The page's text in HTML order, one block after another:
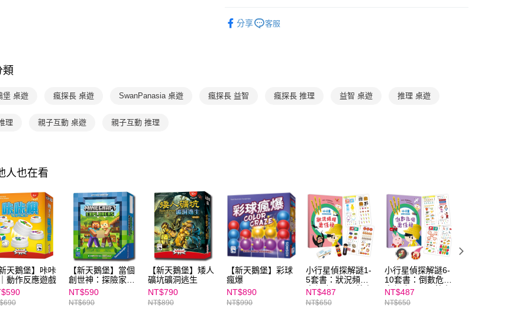
1.本服務係由「台灣大哥大股份有限公司」（以下簡稱本公司）所提供，讓
※ 請注意：結帳手續完成當下不需立刻繳費，但若您需要取消訂單，請聯
【注意事項】
４．使用「AFTEE先享後付」時，將依據個別帳號之用戶狀況，依本公司
即時審查核予不同之上限額度；若仍有額度不足之情形，本公司將視審查
結果請求用戶進行身份認證。
５．嚴禁一人註冊多個帳號或使用他人資訊註冊。若發現惡意使用之情
形，恩沛科技股份有限公司將有權停止該用戶之使用額度並採取法律行
動。
國內宅配/郵寄 (不適用離島、海外及郵局i郵箱)
分享 客服
類
堡 桌遊 瘋探長 桌遊 SwanPanasia 桌遊 瘋探長 益智 瘋探長 推理 益智 桌遊 推理 桌遊
理 親子互動 桌遊 親子互動 推理
人也在看
新天鵝堡】咔咔
動作反應遊戲
【新天鵝堡】當個
創世神：探險家
Minecraft
Explorers－中文版
NT$590
NT$690
【新天鵝堡】矮人
礦坑礦洞逃生
NT$790
NT$890
【新天鵝堡】彩球
瘋爆
NT$890
NT$990
小行星偵探解謎1-
5套書：狀況頻頻
出任務——跟著小
偵探動腦解謎，完
成任務挑戰！
NT$487
NT$650
小行星偵探解謎6-
10套書：倒數危機
出任務——跟著小
偵探動腦解謎，完
成任務挑戰！
NT$487
NT$650